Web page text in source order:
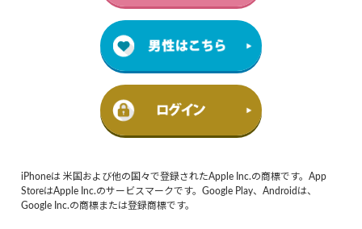
iPhoneは 米国および他の国々で登録されたApple Inc.の商標です。App
StoreはApple Inc.のサービスマークです。Google Play、Androidは、
Google Inc.の商標または登録商標です。